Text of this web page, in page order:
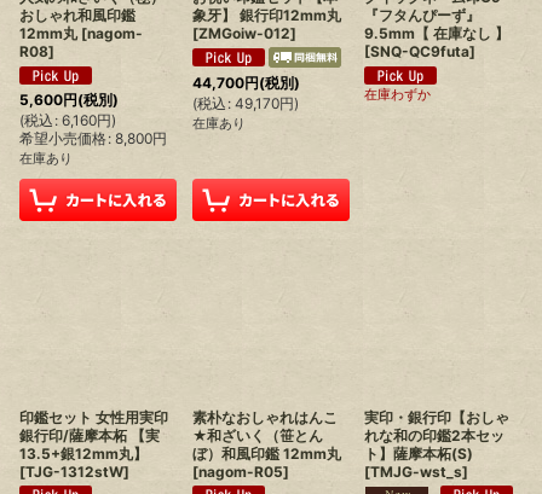
おしゃれ和風印鑑
12mm丸 [nagom-
R08]
5,600円(税別)
(税込 : 6,160円)
希望小売価格: 8,800円
在庫あり
象牙】 銀行印12mm丸
[ZMGoiw-012]
44,700円(税別)
(税込 : 49,170円)
在庫あり
『フタんぴーず』
9.5mm【 在庫なし 】
[SNQ-QC9futa]
在庫わずか
印鑑セット 女性用実印
銀行印/薩摩本柘 【実
13.5+銀12mm丸】
[TJG-1312stW]
素朴なおしゃれはんこ
★和ざいく（笹とん
ぼ）和風印鑑 12mm丸
[nagom-R05]
実印・銀行印【おしゃ
れな和の印鑑2本セッ
ト】薩摩本柘(S)
[TMJG-wst_s]